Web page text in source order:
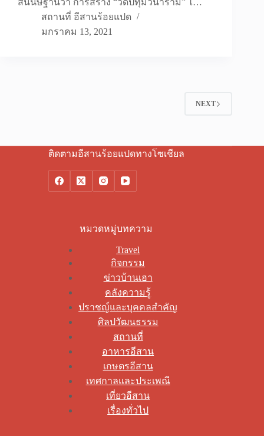
สันนิษฐานว่า การสร้าง “วัดปทุมวนาราม” ไ…
สถานที่ อีสานร้อยแปด
มกราคม 13, 2021
NEXT
ติดตามอีสานร้อยแปดทางโซเชียล
หมวดหมู่บทความ
Travel
กิจกรรม
ข่าวบ้านเฮา
คลังความรู้
ปราชญ์และบุคคลสำคัญ
ศิลปวัฒนธรรม
สถานที่
อาหารอีสาน
เกษตรอีสาน
เทศกาลและประเพณี
เที่ยวอีสาน
เรื่องทั่วไป